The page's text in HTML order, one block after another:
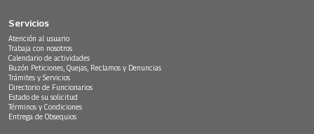
Servicios
Atención al usuario
Trabaja con nosotros
Calendario de actividades
Buzón Peticiones, Quejas, Reclamos y Denuncias
Trámites y Servicios
Directorio de Funcionarios
Estado de su solicitud
Términos y Condiciones
Entrega de Obsequios